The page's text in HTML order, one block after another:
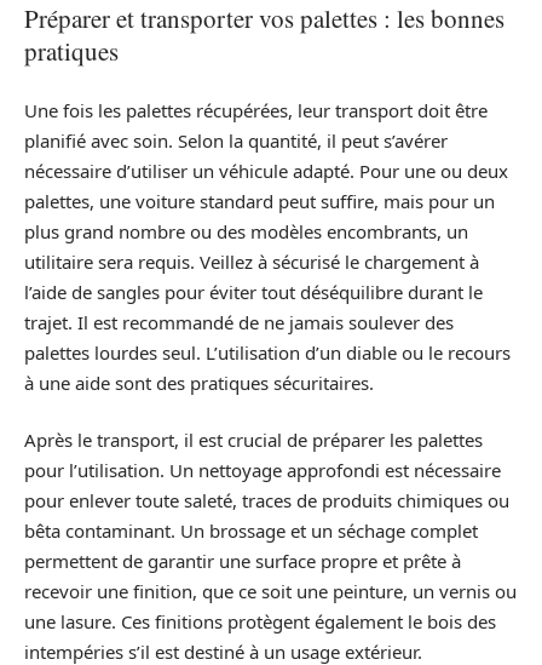
Préparer et transporter vos palettes : les bonnes
pratiques
Une fois les palettes récupérées, leur transport doit être
planifié avec soin. Selon la quantité, il peut s’avérer
nécessaire d’utiliser un véhicule adapté. Pour une ou deux
palettes, une voiture standard peut suffire, mais pour un
plus grand nombre ou des modèles encombrants, un
utilitaire sera requis. Veillez à sécurisé le chargement à
l’aide de sangles pour éviter tout déséquilibre durant le
trajet. Il est recommandé de ne jamais soulever des
palettes lourdes seul. L’utilisation d’un diable ou le recours
à une aide sont des pratiques sécuritaires.
Après le transport, il est crucial de préparer les palettes
pour l’utilisation. Un nettoyage approfondi est nécessaire
pour enlever toute saleté, traces de produits chimiques ou
bêta contaminant. Un brossage et un séchage complet
permettent de garantir une surface propre et prête à
recevoir une finition, que ce soit une peinture, un vernis ou
une lasure. Ces finitions protègent également le bois des
intempéries s’il est destiné à un usage extérieur.